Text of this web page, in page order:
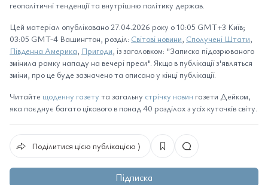
геополітичні тенденції та внутрішню політику держав.
Цей матеріал опубліковано 27.04.2026 року о 10:05 GMT+3 Київ;
03:05 GMT-4 Вашингтон, розділ: Світові новини, Сполучені Штати,
Південна Америка, Пригоди, із заголовком: "Записка підозрюваного
змінила рамку нападу на вечері преси". Якщо в публікації з'являться
зміни, про це буде зазначено та описано у кінці публікації.
Читайте щоденну газету та загальну стрічку новин газети Дейком,
яка поєднує багато цікавого в понад 40 розділах з усіх куточків світу.
Поділитися цією публікацією ⟩
Підписка